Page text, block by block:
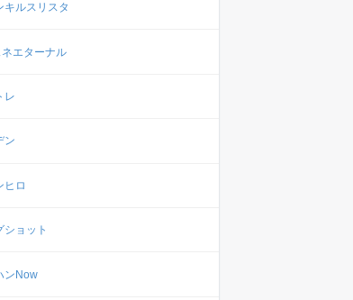
キルスリスタ
エターナル
レ
ン
ヒロ
ショット
ンNow